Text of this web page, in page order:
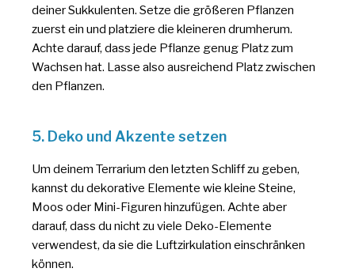
deiner Sukkulenten. Setze die größeren Pflanzen
zuerst ein und platziere die kleineren drumherum.
Achte darauf, dass jede Pflanze genug Platz zum
Wachsen hat. Lasse also ausreichend Platz zwischen
den Pflanzen.
5. Deko und Akzente setzen
Um deinem Terrarium den letzten Schliff zu geben,
kannst du dekorative Elemente wie kleine Steine,
Moos oder Mini-Figuren hinzufügen. Achte aber
darauf, dass du nicht zu viele Deko-Elemente
verwendest, da sie die Luftzirkulation einschränken
können.